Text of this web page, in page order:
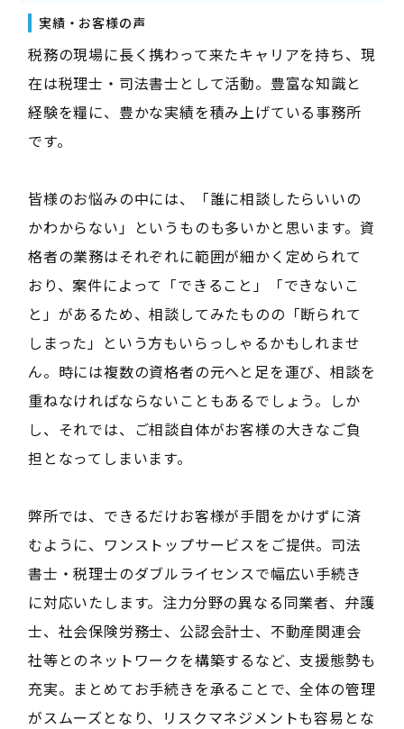
実績・お客様の声
税務の現場に長く携わって来たキャリアを持ち、現
在は税理士・司法書士として活動。豊富な知識と
経験を糧に、豊かな実績を積み上げている事務所
です。
皆様のお悩みの中には、「誰に相談したらいいの
かわからない」というものも多いかと思います。資
格者の業務はそれぞれに範囲が細かく定められて
おり、案件によって「できること」「できないこ
と」があるため、相談してみたものの「断られて
しまった」という方もいらっしゃるかもしれませ
ん。時には複数の資格者の元へと足を運び、相談を
重ねなければならないこともあるでしょう。しか
し、それでは、ご相談自体がお客様の大きなご負
担となってしまいます。
弊所では、できるだけお客様が手間をかけずに済
むように、ワンストップサービスをご提供。司法
書士・税理士のダブルライセンスで幅広い手続き
に対応いたします。注力分野の異なる同業者、弁護
士、社会保険労務士、公認会計士、不動産関連会
社等とのネットワークを構築するなど、支援態勢も
充実。まとめてお手続きを承ることで、全体の管理
がスムーズとなり、リスクマネジメントも容易とな